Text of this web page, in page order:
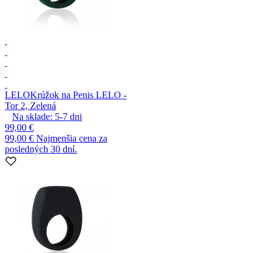
LELOKrúžok na Penis LELO -
Tor 2, Zelená
Na sklade: 5-7 dni
99,00 €
99,00 € Najmenšia cena za
posledných 30 dní.